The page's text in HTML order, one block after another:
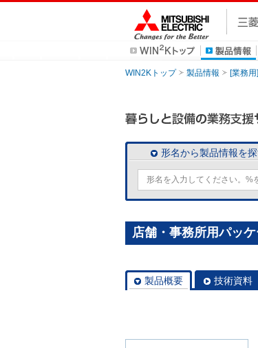
WIN2Kトップ 製品情報 [業務
形名から製品情報を
店舗・事務所用パッ
製品概要 技術資料